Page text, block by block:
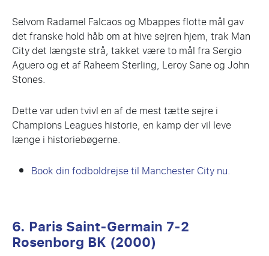
Selvom Radamel Falcaos og Mbappes flotte mål gav
det franske hold håb om at hive sejren hjem, trak Man
City det længste strå, takket være to mål fra Sergio
Aguero og et af Raheem Sterling, Leroy Sane og John
Stones.
Dette var uden tvivl en af ​​de mest tætte sejre i
Champions Leagues historie, en kamp der vil leve
længe i historiebøgerne.
Book din fodboldrejse til Manchester City nu.
6. Paris Saint-Germain 7-2
Rosenborg BK (2000)